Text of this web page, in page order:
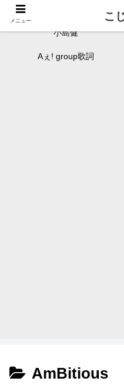
鬼才・小島健と愉快な仲
小島健
Aぇ! group歌詞
AmBitious
メニュー こ